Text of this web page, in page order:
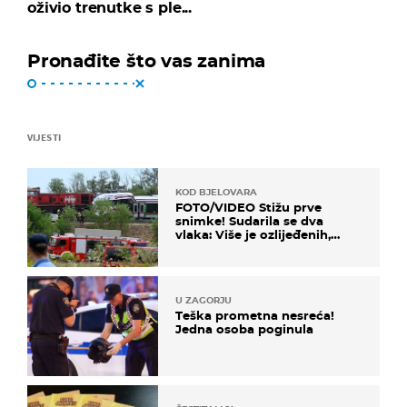
Šahtar i Dinamo su pobjedama izbacili Atalantu iz kombinacija za
prolazak skupine. Ukrajinski i hrvatski prvak se bore za tu drugu
Dinamo će probati izbjeći 13. uzastopni gostujući poraz u Ligi
prvaka.
Konopljanka, Moraes, Taison i Marlos udarna je ofenzivna četvorka
domaćina, no lijevi bek Ismaily najskuplji je nogometaš Šahtara i
velika opasnost za Dinamovu desnu stranu.
oživio trenutke s ple...
Pronađite što vas zanima
VIJESTI
KOD BJELOVARA
FOTO/VIDEO Stižu prve
snimke! Sudarila se dva
vlaka: Više je ozlijeđenih,
U ZAGORJU
Teška prometna nesreća!
Jedna osoba poginula